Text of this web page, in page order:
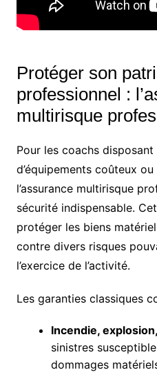
Protéger son
professionnel :
multirisque
Pour les coachs disposant
d’équipements coûteux
l’assurance multirisque
sécurité indispensable.
protéger les biens
contre divers risques
l’exercice de l’activité.
Les garanties classiques
Incendie,
sinistres
dommages